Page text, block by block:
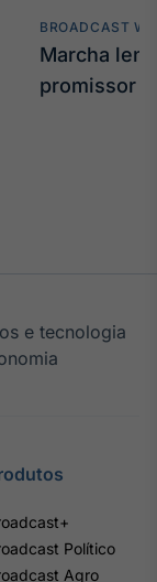
BROADCAST
Marcha
promissor
e tecnologia
Político
Agro